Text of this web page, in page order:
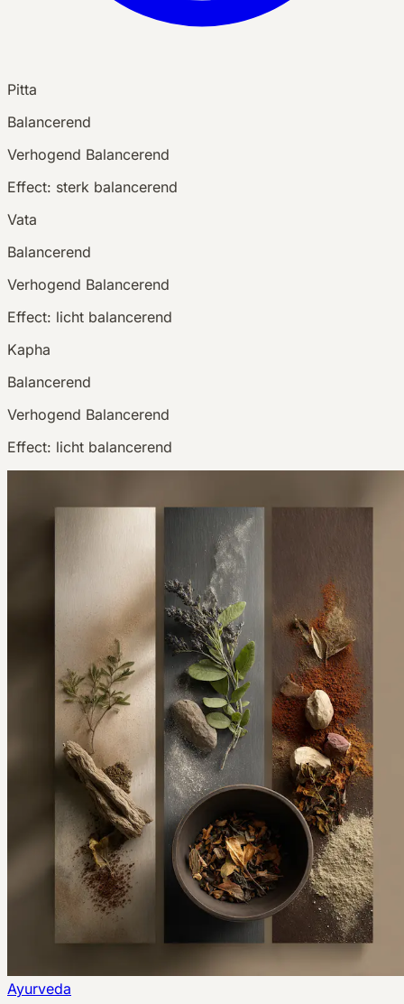
Pitta
Balancerend
Verhogend Balancerend
Effect: sterk balancerend
Vata
Balancerend
Verhogend Balancerend
Effect: licht balancerend
Kapha
Balancerend
Verhogend Balancerend
Effect: licht balancerend
Ayurveda